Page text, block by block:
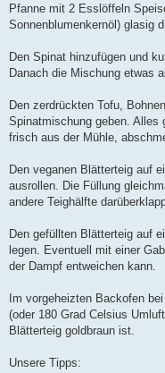
Pfanne mit 2 Esslöffeln
Sonnenblumenkernöl) glasig
Den Spinat hinzufügen und
Danach die Mischung etwas
Den zerdrückten Tofu,
Spinatmischung geben. Alles
frisch aus der Mühle,
Den veganen Blätterteig auf
ausrollen. Die Füllung
andere Teighälfte
Den gefüllten Blätterteig auf
legen. Eventuell mit einer
der Dampf entweichen kann.
Im vorgeheizten Backofen
(oder 180 Grad Celsius
Blätterteig goldbraun ist.
Unsere Tipps: